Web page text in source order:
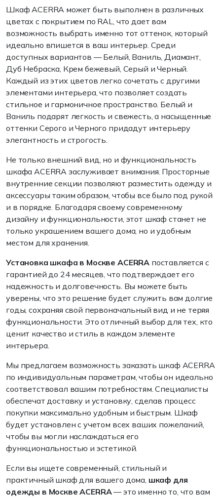
Шкаф ACERRA может быть выполнен в различных
цветах с покрытием по RAL, что дает вам
возможность выбрать именно тот оттенок, который
идеально впишется в ваш интерьер. Среди
доступных вариантов — Белый, Ваниль, Диамант,
Дуб Небраска, Крем бежевый, Серый и Черный.
Каждый из этих цветов легко сочетать с другими
элементами интерьера, что позволяет создать
стильное и гармоничное пространство. Белый и
Ваниль подарят легкость и свежесть, а насыщенные
оттенки Серого и Черного придадут интерьеру
элегантность и строгость.
Не только внешний вид, но и функциональность
шкафа ACERRA заслуживает внимания. Просторные
внутренние секции позволяют разместить одежду и
аксессуары таким образом, чтобы все было под рукой
и в порядке. Благодаря своему современному
дизайну и функциональности, этот шкаф станет не
только украшением вашего дома, но и удобным
местом для хранения.
Установка шкафа в Москве ACERRA поставляется с
гарантией до 24 месяцев, что подтверждает его
надежность и долговечность. Вы можете быть
уверены, что это решение будет служить вам долгие
годы, сохраняя свой первоначальный вид и не теряя
функциональности. Это отличный выбор для тех, кто
ценит качество и стиль в каждом элементе
интерьера.
Мы предлагаем возможность заказать шкаф ACERRA
по индивидуальным параметрам, чтобы он идеально
соответствовал вашим потребностям. Специалисты
обеспечат доставку и установку, сделав процесс
покупки максимально удобным и быстрым. Шкаф
будет установлен с учетом всех ваших пожеланий,
чтобы вы могли наслаждаться его
функциональностью и эстетикой.
Если вы ищете современный, стильный и
практичный шкаф для вашего дома, шкаф для
одежды в Москве ACERRA— это именно то, что вам